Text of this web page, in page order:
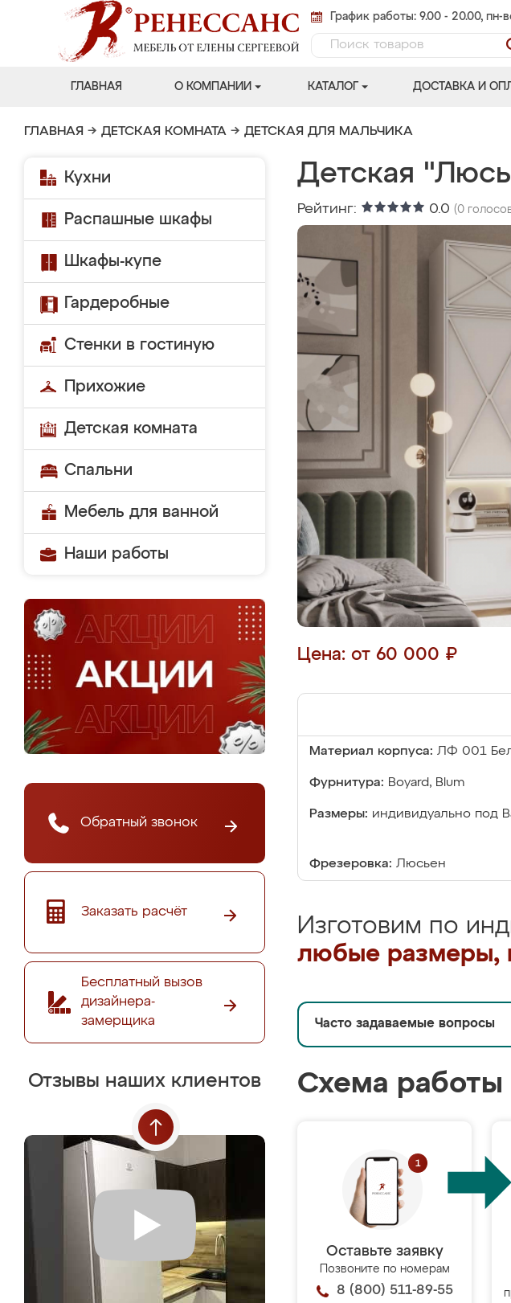
График работы: 9.00 - 20.00, пн-
ГЛАВНАЯ О КОМПАНИИ КАТАЛОГ ДОСТАВКА И
ГЛАВНАЯ → ДЕТСКАЯ КОМНАТА → ДЕТСКАЯ ДЛЯ МАЛЬЧИКА
Кухни
Распашные шкафы
Шкафы-купе
Гардеробные
Стенки в гостиную
Прихожие
Детская комната
Спальни
Мебель для ванной
Наши работы
Обратный звонок
Заказать расчёт
Бесплатный вызов
дизайнера-
замерщика
Отзывы наших клиентов
Детская
Рейтинг: 0.0 (0
Цена: от 60 000 ₽
Материал корпуса: ЛФ 001
Фурнитура: Boyard, Blum
Размеры: индивидуально под
Фрезеровка: Люсьен
Изготовим по
любые размеры,
Часто задаваемые вопросы
Схема работы
Оставьте заявку
Позвоните по номерам
8 (800) 511-89-55